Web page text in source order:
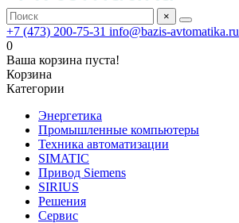
×
+7 (473) 200-75-31 info@bazis-avtomatika.ru
0
Ваша корзина пуста!
Корзина
Категории
Энергетика
Промышленные компьютеры
Техника автоматизации
SIMATIC
Привод Siemens
SIRIUS
Решения
Сервис